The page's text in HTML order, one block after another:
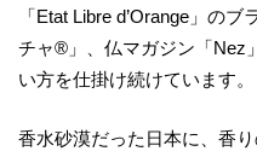
「Etat Libre d’Orange」の
チャ®」、仏マガジン「Nez
い方を仕掛け続けています。
香水砂漠だった日本に、香